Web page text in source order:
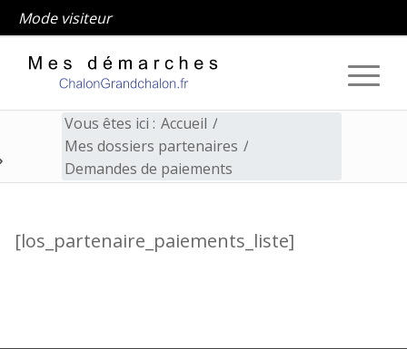
Mode visiteur
Vous êtes ici : Accueil /
Mes dossiers partenaires /
Demandes de paiements
Demandes de paiements
[los_partenaire_paiements_liste]